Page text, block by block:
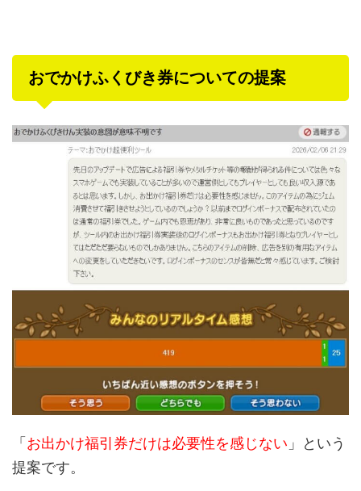
おでかけふくびき券についての提案
「お出かけ福引券だけは必要性を感じない 」という
提案です。